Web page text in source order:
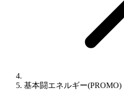
基本闘エネルギー(PROMO)